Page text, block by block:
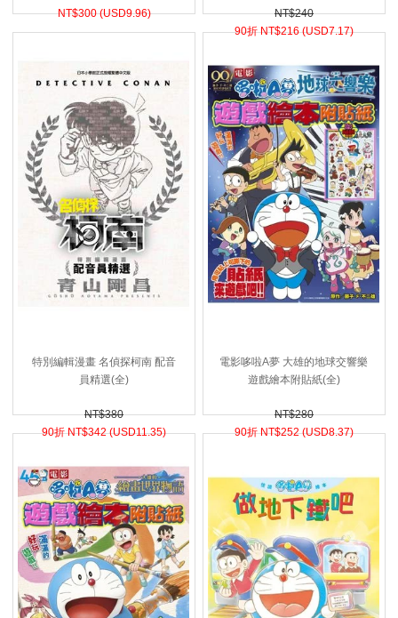
NT$300 (USD9.96)
NT$240
90折 NT$216 (USD7.17)
特別編輯漫畫 名偵探柯南 配音
員精選(全)
NT$380
90折 NT$342 (USD11.35)
電影哆啦A夢 大雄的地球交響樂
遊戲繪本附貼紙(全)
NT$280
90折 NT$252 (USD8.37)